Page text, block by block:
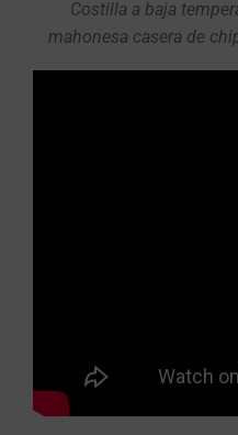
Costilla a baja
mahonesa casera de